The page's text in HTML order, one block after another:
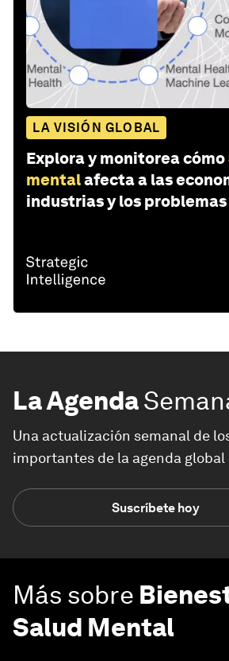
LA VISIÓN GLOBAL
Explora y monitorea cómo
mentalafecta a las
industrias y los
La Agenda
Una actualización semanal de
importantes de la agenda global
Suscríbete hoy
Más sobre
Salud Mental